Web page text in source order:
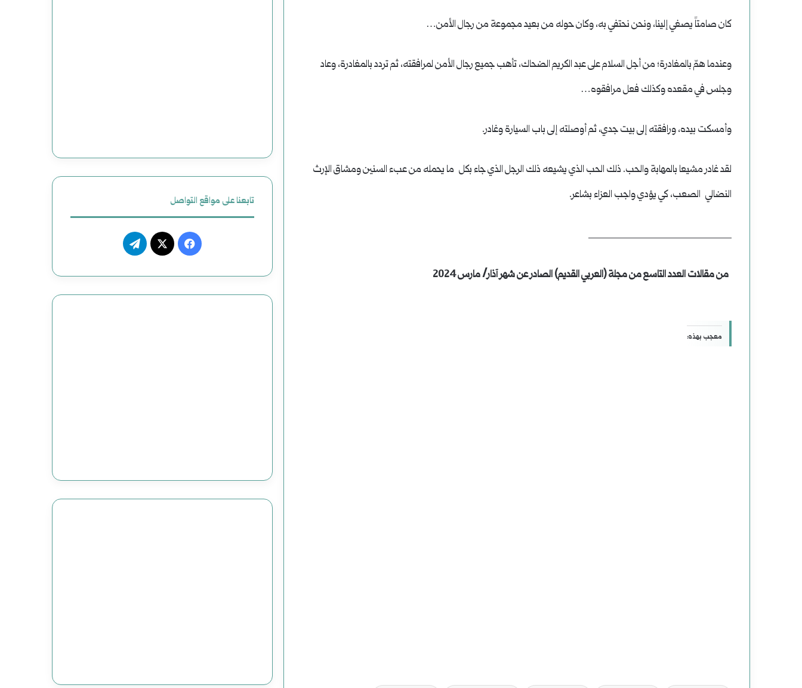
كان صامتاً يصغي إلينا، ونحن نحتفي به، وكان حوله من بعيد مجموعة من رجال الأمن…
وعندما همّ بالمغادرة؛ من أجل السلام على عبد الكريم الضحاك، تأهب جميع رجال الأمن لمرافقته، ثم تردد بالمغادرة، وعاد
وجلس في مقعده وكذلك فعل مرافقوه…
وأمسكت بيده، ورافقته إلى بيت جدي، ثم أوصلته إلى باب السيارة وغادر.
لقد غادر مشيعا بالمهابة والحب. ذلك الحب الذي يشيعه ذلك الرجل الذي جاء بكل ما يحمله من عبء السنين ومشاق الإرث
النضالي الصعب، كي يؤدي واجب العزاء بشاعر.
________________________
من مقالات العدد التاسع من مجلة (العربي القديم) الصادر عن شهر آذار/ مارس 2024
معجب بهذه:
تابعنا على مواقع التواصل
فيسبوك
‫X تيلقرام